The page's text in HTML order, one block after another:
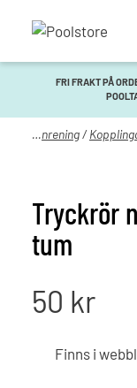
FRI FRAKT PÅ
Vattenrening/
Tryckrör
tum
50 kr
Finns i